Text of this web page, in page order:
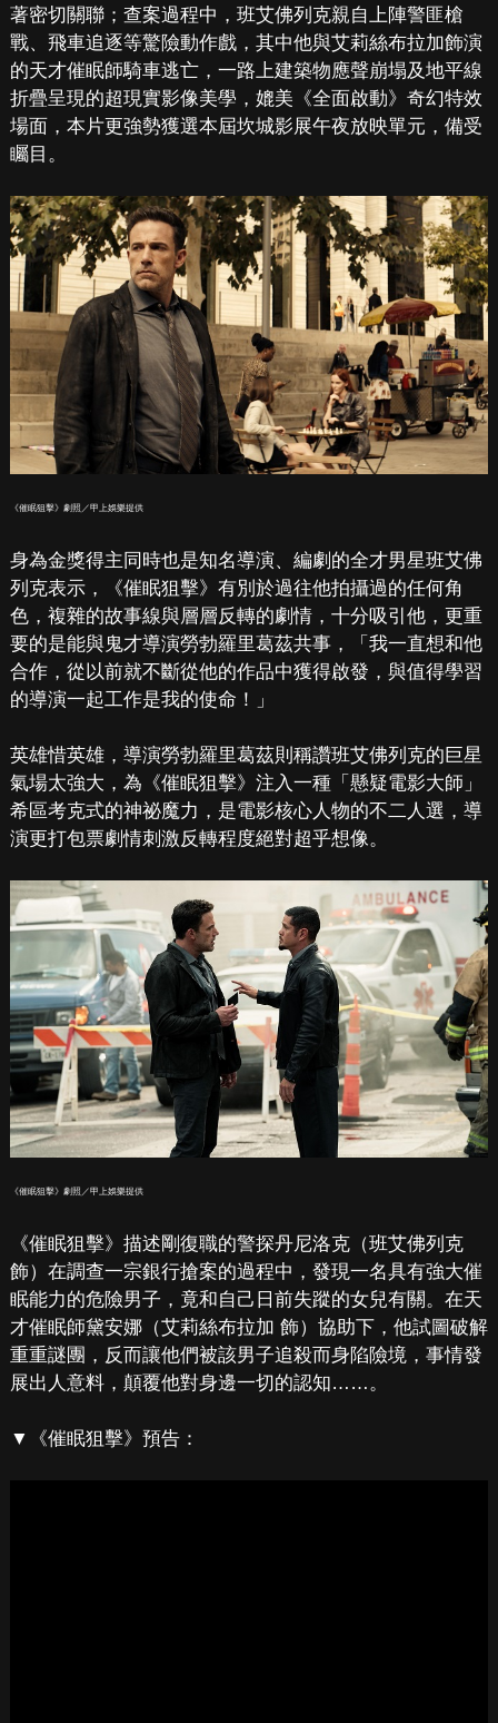
著密切關聯；查案過程中，班艾佛列克親自上陣警匪槍
戰、飛車追逐等驚險動作戲，其中他與艾莉絲布拉加飾演
的天才催眠師騎車逃亡，一路上建築物應聲崩塌及地平線
折疊呈現的超現實影像美學，媲美《全面啟動》奇幻特效
場面，本片更強勢獲選本屆坎城影展午夜放映單元，備受
矚目。
《催眠狙擊》劇照／甲上娛樂提供
身為金獎得主同時也是知名導演、編劇的全才男星班艾佛
列克表示，《催眠狙擊》有別於過往他拍攝過的任何角
色，複雜的故事線與層層反轉的劇情，十分吸引他，更重
要的是能與鬼才導演勞勃羅里葛茲共事，「我一直想和他
合作，從以前就不斷從他的作品中獲得啟發，與值得學習
的導演一起工作是我的使命！」
英雄惜英雄，導演勞勃羅里葛茲則稱讚班艾佛列克的巨星
氣場太強大，為《催眠狙擊》注入一種「懸疑電影大師」
希區考克式的神祕魔力，是電影核心人物的不二人選，導
演更打包票劇情刺激反轉程度絕對超乎想像。
《催眠狙擊》劇照／甲上娛樂提供
《催眠狙擊》描述剛復職的警探丹尼洛克（班艾佛列克
飾）在調查一宗銀行搶案的過程中，發現一名具有強大催
眠能力的危險男子，竟和自己日前失蹤的女兒有關。在天
才催眠師黛安娜（艾莉絲布拉加 飾）協助下，他試圖破解
重重謎團，反而讓他們被該男子追殺而身陷險境，事情發
展出人意料，顛覆他對身邊一切的認知……。
▼《催眠狙擊》預告：